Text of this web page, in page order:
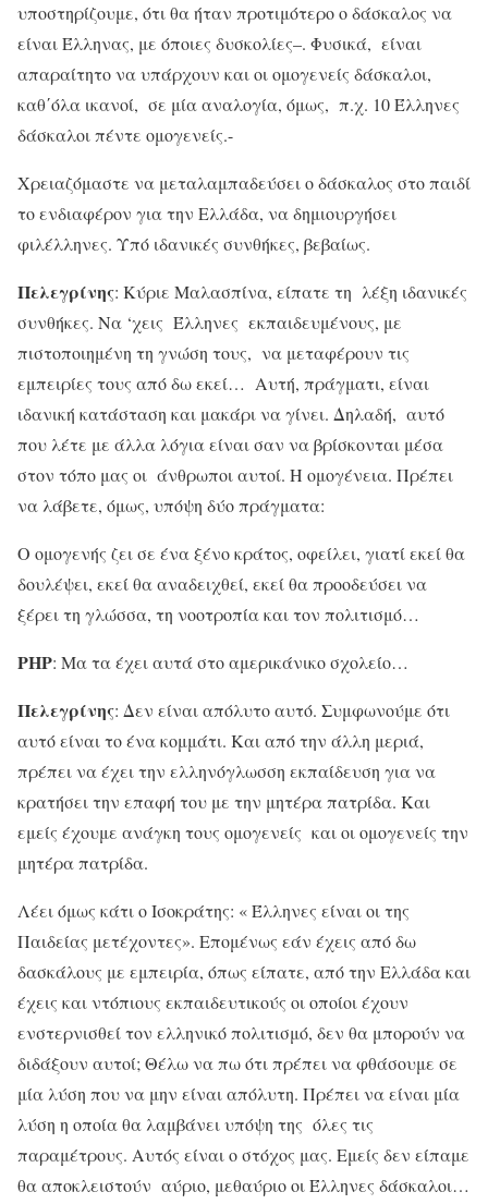
υποστηρίζουμε, ότι θα ήταν προτιμότερο ο δάσκαλος να
είναι Έλληνας, με όποιες δυσκολίες–. Φυσικά, είναι
απαραίτητο να υπάρχουν και οι ομογενείς δάσκαλοι,
καθ΄όλα ικανοί, σε μία αναλογία, όμως, π.χ. 10 Έλληνες
δάσκαλοι πέντε ομογενείς.-
Χρειαζόμαστε να μεταλαμπαδεύσει ο δάσκαλος στο παιδί
το ενδιαφέρον για την Ελλάδα, να δημιουργήσει
φιλέλληνες. Υπό ιδανικές συνθήκες, βεβαίως.
Πελεγρίνης: Κύριε Μαλασπίνα, είπατε τη λέξη ιδανικές
συνθήκες. Να ‘χεις Έλληνες εκπαιδευμένους, με
πιστοποιημένη τη γνώση τους, να μεταφέρουν τις
εμπειρίες τους από δω εκεί… Αυτή, πράγματι, είναι
ιδανική κατάσταση και μακάρι να γίνει. Δηλαδή, αυτό
που λέτε με άλλα λόγια είναι σαν να βρίσκονται μέσα
στον τόπο μας οι άνθρωποι αυτοί. Η ομογένεια. Πρέπει
να λάβετε, όμως, υπόψη δύο πράγματα:
Ο ομογενής ζει σε ένα ξένο κράτος, οφείλει, γιατί εκεί θα
δουλέψει, εκεί θα αναδειχθεί, εκεί θα προοδεύσει να
ξέρει τη γλώσσα, τη νοοτροπία και τον πολιτισμό…
ΡΗΡ: Μα τα έχει αυτά στο αμερικάνικο σχολείο…
Πελεγρίνης: Δεν είναι απόλυτο αυτό. Συμφωνούμε ότι
αυτό είναι το ένα κομμάτι. Και από την άλλη μεριά,
πρέπει να έχει την ελληνόγλωσση εκπαίδευση για να
κρατήσει την επαφή του με την μητέρα πατρίδα. Και
εμείς έχουμε ανάγκη τους ομογενείς και οι ομογενείς την
μητέρα πατρίδα.
Λέει όμως κάτι ο Ισοκράτης: « Έλληνες είναι οι της
Παιδείας μετέχοντες». Επομένως εάν έχεις από δω
δασκάλους με εμπειρία, όπως είπατε, από την Ελλάδα και
έχεις και ντόπιους εκπαιδευτικούς οι οποίοι έχουν
ενστερνισθεί τον ελληνικό πολιτισμό, δεν θα μπορούν να
διδάξουν αυτοί; Θέλω να πω ότι πρέπει να φθάσουμε σε
μία λύση που να μην είναι απόλυτη. Πρέπει να είναι μία
λύση η οποία θα λαμβάνει υπόψη της όλες τις
παραμέτρους. Αυτός είναι ο στόχος μας. Εμείς δεν είπαμε
θα αποκλειστούν αύριο, μεθαύριο οι Έλληνες δάσκαλοι…